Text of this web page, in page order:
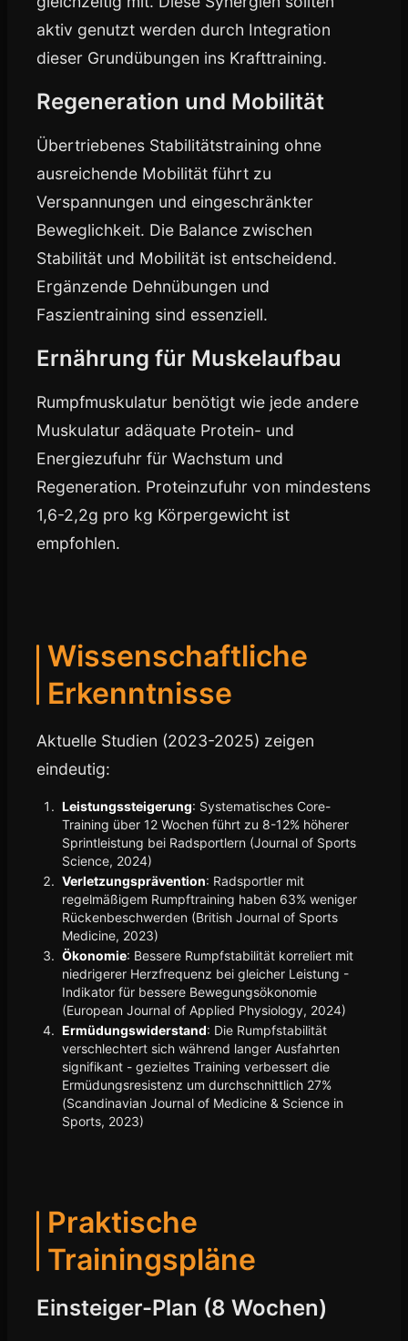
aktiv genutzt werden durch Integration
dieser Grundübungen ins Krafttraining.
Regeneration und Mobilität
Übertriebenes Stabilitätstraining ohne
ausreichende Mobilität führt zu
Verspannungen und eingeschränkter
Beweglichkeit. Die Balance zwischen
Stabilität und Mobilität ist entscheidend.
Ergänzende Dehnübungen und
Faszientraining sind essenziell.
Ernährung für Muskelaufbau
Rumpfmuskulatur benötigt wie jede andere
Muskulatur adäquate Protein- und
Energiezufuhr für Wachstum und
Regeneration. Proteinzufuhr von mindestens
1,6-2,2g pro kg Körpergewicht ist
empfohlen.
Wissenschaftliche
Erkenntnisse
Aktuelle Studien (2023-2025) zeigen
eindeutig:
Leistungssteigerung: Systematisches Core-
Training über 12 Wochen führt zu 8-12% höherer
Sprintleistung bei Radsportlern (Journal of Sports
Science, 2024)
Verletzungsprävention: Radsportler mit
regelmäßigem Rumpftraining haben 63% weniger
Rückenbeschwerden (British Journal of Sports
Medicine, 2023)
Ökonomie: Bessere Rumpfstabilität korreliert mit
niedrigerer Herzfrequenz bei gleicher Leistung -
Indikator für bessere Bewegungsökonomie
(European Journal of Applied Physiology, 2024)
Ermüdungswiderstand: Die Rumpfstabilität
verschlechtert sich während langer Ausfahrten
signifikant - gezieltes Training verbessert die
Ermüdungsresistenz um durchschnittlich 27%
(Scandinavian Journal of Medicine & Science in
Sports, 2023)
Praktische
Trainingspläne
Einsteiger-Plan (8 Wochen)